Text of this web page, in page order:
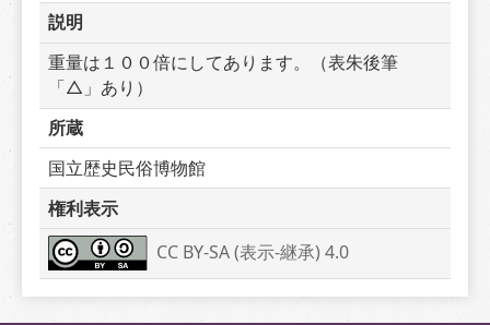
説明
重量は１００倍にしてあります。（表朱後筆
「△」あり）
所蔵
国立歴史民俗博物館
権利表示
CC BY-SA (表示-継承) 4.0